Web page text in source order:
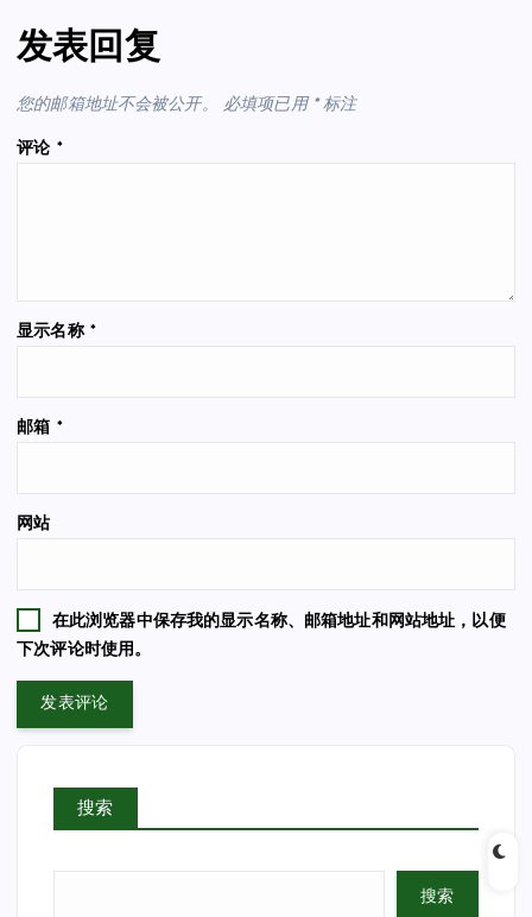
发表回复
您的邮箱地址不会被公开。 必填项已用 *标注
评论 *
显示名称 *
邮箱 *
网站
在此浏览器中保存我的显示名称、邮箱地址和网站地址，以便
下次评论时使用。
搜索
搜索